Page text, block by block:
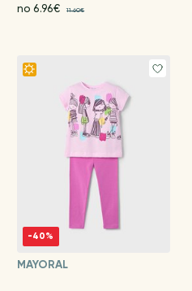
no 6.96€ 11.60€
-40%
MAYORAL